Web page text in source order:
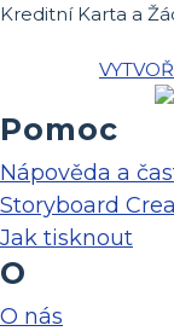
Kreditní Karta a
Pomoc
Nápověda a
Storyboard
Jak tisknout
O
O nás